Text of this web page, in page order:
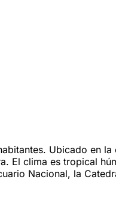
Ubicado en la
El clima es tropical
Nacional, la